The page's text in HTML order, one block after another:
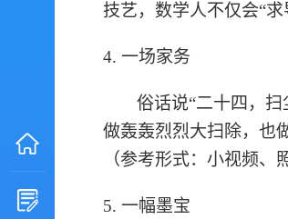
技艺，数学人不仅会“
4. 一场家务
俗话说“二十四，
做轰轰烈烈大扫除，也
（参考形式：小视频、
5. 一幅墨宝